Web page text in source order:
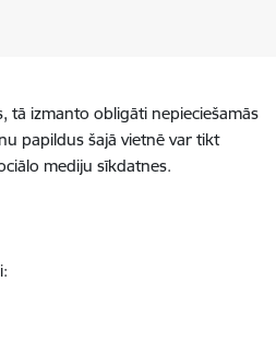
tā izmanto obligāti nepieciešamās
papildus šajā vietnē var tikt
mediju sīkdatnes.